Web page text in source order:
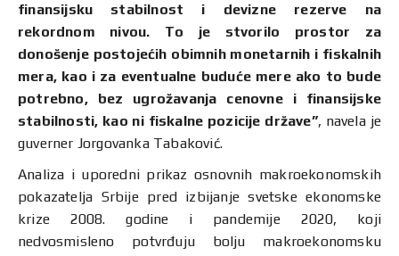
finansijsku stabilnost i devizne rezerve na
rekordnom nivou. To je stvorilo prostor za
donošenje postojećih obimnih monetarnih i fiskalnih
mera, kao i za eventualne buduće mere ako to bude
potrebno, bez ugrožavanja cenovne i finansijske
stabilnosti, kao ni fiskalne pozicije države”, navela je
guverner Jorgovanka Tabaković.
Analiza i uporedni prikaz osnovnih makroekonomskih
pokazatelja Srbije pred izbijanje svetske ekonomske
krize 2008. godine i pandemije 2020, koji
nedvosmisleno potvrđuju bolju makroekonomsku